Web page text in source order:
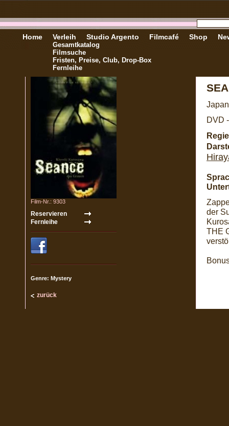
Home Verleih
Gesamtkatalog
Filmsuche
Fristen, Preise, Club, Drop-Box
Fernleihe
Studio Argento Filmcafé Shop
Film-Nr.: 9303
Genre: Mystery
zurück
DVD
der
THE